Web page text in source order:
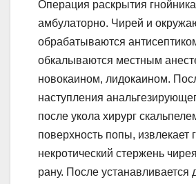
Операция раскрытия
амбулаторно. Чирей и
обрабатываются
обкалываются местным
новокаином, лидокаином.
наступления
после укола хирург
поверхность попы, извлекает
некротический стержень
рану. После устанавливается